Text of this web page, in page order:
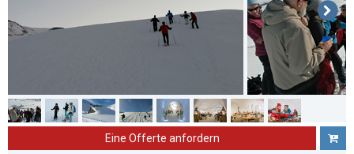
Eine Offerte anfordern